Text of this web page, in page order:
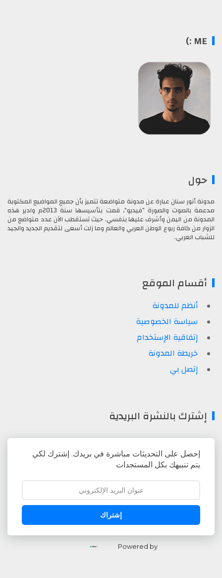
ME :)
حول
مدونة أنور سنان عبارة عن مدونة متواضعة تتميز بأن جميع المواضيع المكتوبة
مدعمة بالصوت والصورة ”فيديو“، قمت بتأسيسها سنة 2013م وادير هذه
المدونة من اليمن وأشرف عليها بنفسي. حيث تستقطب الآن عدد متواضع من
الزوار من كافة ربوع الوطن العربي والعالم وما زلت أسعى لتقديم الجديد والجيد
للشباب العربي.
أقسام الموقع
أنظم للمدونة
سياسة الخصوصية
إتفاقية الإستخدام
خريطة المدونة
إتصل بي
إشترك بالنشرة البريدية
إحصل على التحديثات مباشرة في بريدك. إشترك لكي
يتم تنبيهك بكل المستجدات
إشتراك
Powered by